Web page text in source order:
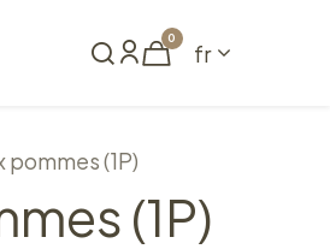
0
fr
(1P)
(1P)